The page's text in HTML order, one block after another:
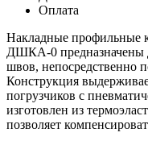
Оплата
Накладные
ДШКА-0 предназначены
швов,
Конструкция
погрузчиков с
изготовлен из
позволяет